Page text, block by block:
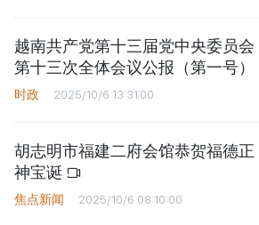
越南共产党第十三届党中央委员会
第十三次全体会议公报（第一号）
时政 2025/10/6 13:31:00
胡志明市福建二府会馆恭贺福德正
神宝诞
焦点新闻 2025/10/6 08:10:00